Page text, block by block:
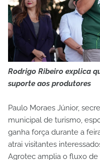
Rodrigo Ribeiro explica
suporte aos produtores
Paulo Moraes Júnior,
municipal de turismo,
ganha força durante a
atrai visitantes
Agrotec amplia o fluxo